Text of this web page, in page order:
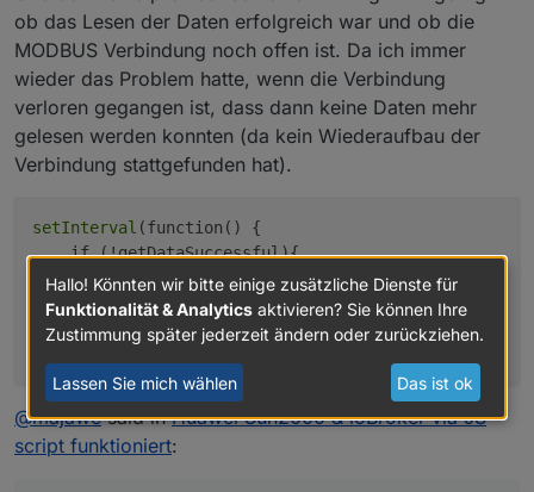
ob das Lesen der Daten erfolgreich war und ob die
MODBUS Verbindung noch offen ist. Da ich immer
wieder das Problem hatte, wenn die Verbindung
verloren gegangen ist, dass dann keine Daten mehr
gelesen werden konnten (da kein Wiederaufbau der
Verbindung stattgefunden hat).
setInterval (function() {
    if (!getDataSuccessful){
        if (!client.isOpen){
connectModBus();
        }
@majawesaid inHuawei Sun2000 & ioBroker via JS
script funktioniert:
Hallo! Könnten wir bitte einige zusätzliche Dienste für
Funktionalität & Analytics aktivieren? Sie können Ihre
Zustimmung später jederzeit ändern oder zurückziehen.
Lassen Sie mich wählen Das ist ok